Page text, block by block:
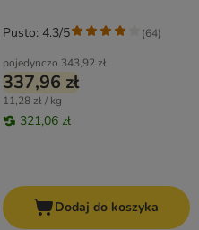
pojedynczo 343,92 zł
337,96 zł
11,28 zł / kg
321,06 zł
Pusto: 4.3/5 (64)
Dodaj do koszyka